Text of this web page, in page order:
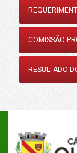
COMISSÃO
RESULTADO